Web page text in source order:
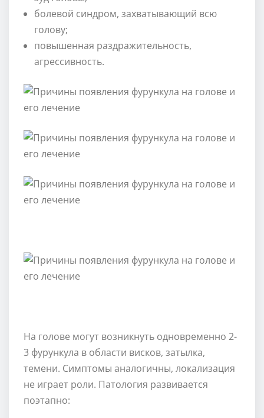
болевой синдром, захватывающий всю
голову;
повышенная раздражительность,
агрессивность.
На голове могут возникнуть одновременно 2-
3 фурункула в области висков, затылка,
темени. Симптомы аналогичны, локализация
не играет роли. Патология развивается
поэтапно: